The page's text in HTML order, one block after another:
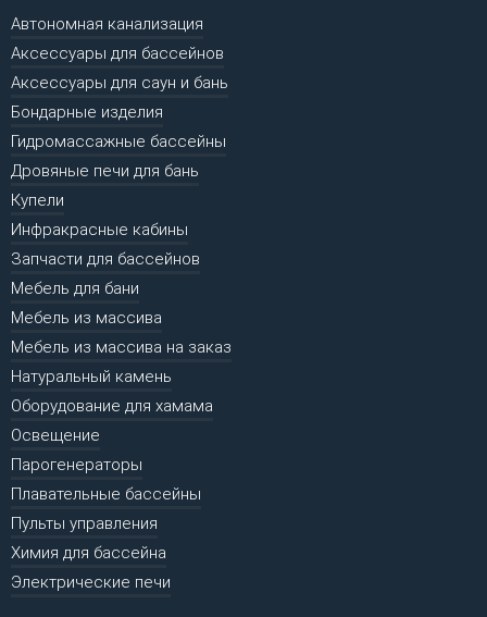
Автономная канализация
Аксессуары для бассейнов
Аксессуары для саун и бань
Бондарные изделия
Гидромассажные бассейны
Дровяные печи для бань
Купели
Инфракрасные кабины
Запчасти для бассейнов
Мебель для бани
Мебель из массива
Мебель из массива на заказ
Натуральный камень
Оборудование для хамама
Освещение
Парогенераторы
Плавательные бассейны
Пульты управления
Химия для бассейна
Электрические печи